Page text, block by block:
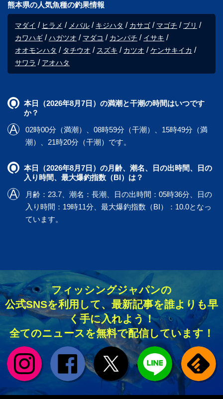
熊本県の人気魚種の釣果情報
マダイ ヒラメ メバル キジハタ カサゴ マゴチ
ブリ
カワハギ
ハガツオ マダコ カンパチ
イサキ
オオモンハタ
タチウオ スズキ カツオ
ケンサキイカ
サワラ
アオハタ
本日（2026年8月7日）の満潮と干潮の時間はいつです
か？
02時00分（満潮）、08時59分（干潮）、15時49分（満
潮）、21時20分（干潮）です。
本日（2026年8月7日）の月齢、潮名、日の出時間、日の
入り時間、最大爆釣指数（BI）は？
月齢：23.7、潮名：長潮、日の出時間：05時36分、日の
入り時間：19時11分、最大爆釣指数（BI）：10.0となっ
ています。
フィッシングジャパンの
公式SNSを利用して、最新記事を誰よりも早
く手に入れよう！
全てのニュースを無料で配信しています！